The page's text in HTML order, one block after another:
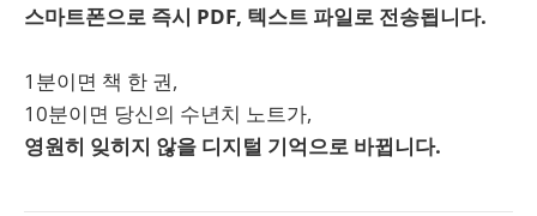
스마트폰으로 즉시 PDF, 텍스트 파일로 전송됩니다.
1분이면 책 한 권,
10분이면 당신의 수년치 노트가,
영원히 잊히지 않을 디지털 기억으로 바뀝니다.